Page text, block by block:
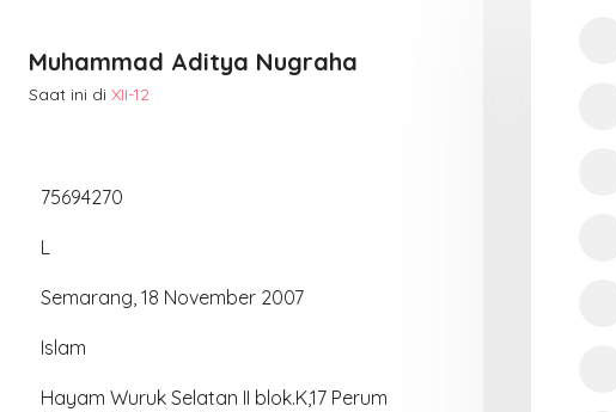
Muhammad Aditya Nugraha
Saat ini di XII-12
75694270
L
Semarang, 18 November 2007
Islam
Hayam Wuruk Selatan II blok.K,17 Perum